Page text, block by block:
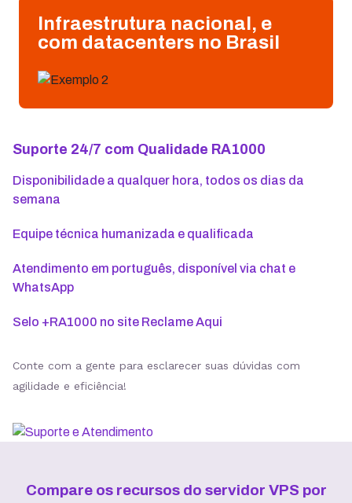
Infraestrutura nacional, e
com datacenters no Brasil
Suporte 24/7 com Qualidade RA1000
Disponibilidade a qualquer hora, todos os dias da
semana
Equipe técnica humanizada e qualificada
Atendimento em português, disponível via chat e
WhatsApp
Selo +RA1000 no site Reclame Aqui
Conte com a gente para esclarecer suas dúvidas com
agilidade e eficiência!
Compare os recursos do servidor VPS por